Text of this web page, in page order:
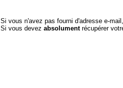
Si vous n'avez pas fourni d'adresse e-
Si vous devez absolumentrécupérer